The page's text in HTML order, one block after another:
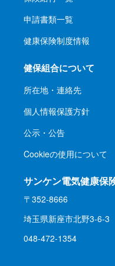
申請書類一覧
健康保険制度情報
健保組合について
所在地・連絡先
個人情報保護方針
公示・公告
Cookieの使用について
サンケン電気健康保
〒352-8666
埼玉県新座市北野3-6-3
048-472-1354